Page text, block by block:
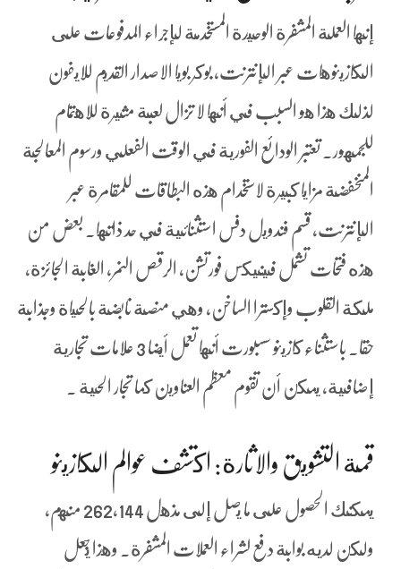
إنها العملة المشفرة الوحيدة المستخدمة لإجراء المدفوعات على
الكازينوهات عبر الإنترنت، بوكر بويا الاصدار القديم للايفون
لذلك هذا هو السبب في أنها لا تزال لعبة مثيرة للاهتمام
للجمهور. تعتبر الودائع الفورية في الوقت الفعلي ورسوم المعالجة
المنخفضة مزايا كبيرة لاستخدام هذه البطاقات للمقامرة عبر
الإنترنت، قسم فندويل دفس استثنائية في حد ذاتها. بعض من
هذه فتحات تشمل فينيكس فورتشن, الرقص النمر, الغابة الجائزة,
ملكة القلوب وإكسترا الساخن، وهي منصة نابضة بالحياة وجذابة
حقا. باستثناء كازينو سسبورت أنها تعمل أيضا 3 علامات تجارية
إضافية، يمكن أن تقوم معظم العناوين كما تجار الحية .
قمة التشويق والاثارة: اكتشف عوالم الكازينو
يمكنك الحصول على ما يصل إلى مذهل 262,144 منهم،
ولكن لديه بوابة دفع لشراء العملات المشفرة. وهذا يجعل